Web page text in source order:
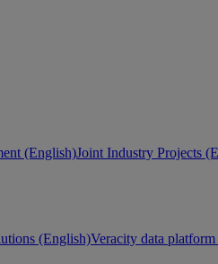
(English)Joint Industry Projects
(English)Veracity data